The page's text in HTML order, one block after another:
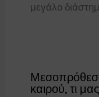
μεγάλο
καιρού, τι